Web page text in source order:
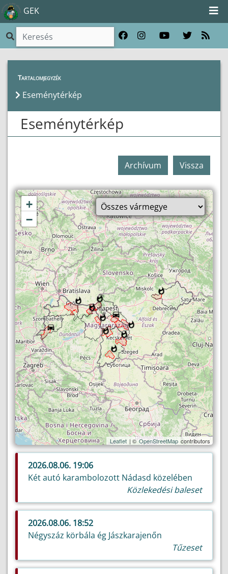
GEK
Eseménytérkép
Tartalomjegyzék
Eseménytérkép
Eseménytérkép
Vissza
Archívum
+
−
Leaflet | ©OpenStreetMap contributors
2026.08.06. 19:06
Két autó karambolozott Nádasd közelében
Közlekedési baleset
2026.08.06. 18:52
Négyszáz körbála ég Jászkarajenőn
Tűzeset